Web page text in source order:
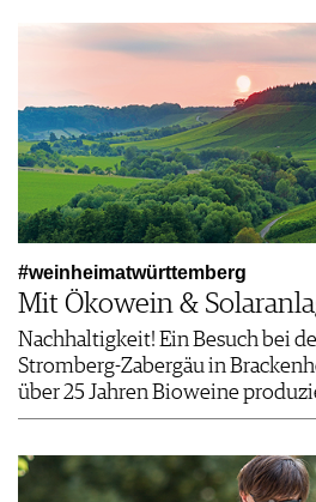
#weinheimatwürttemberg
Mit Ökowein &
Nachhaltigkeit! Ein Besuch bei
Stromberg-Zabergäu in
über 25 Jahren Bioweine